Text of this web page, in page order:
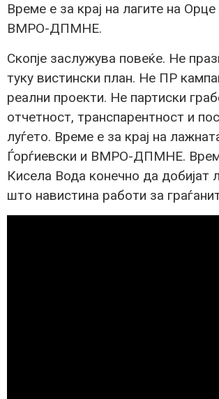
Време е за крај на лагите на
ВМРО-ДПМНЕ.
Скопје заслужува повеќе. Не
туку вистински план. Не ПР
реални проекти. Не партиски
отчетност, транспарентност и
луѓето. Време е за крај на
Ѓорѓиевски и ВМРО-ДПМНЕ.
Кисела Вода конечно да добијат
што навистина работи за